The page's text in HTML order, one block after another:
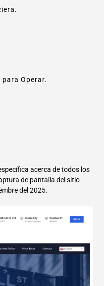
Operar.
acerca de todos los
de pantalla del sitio
del 2025.